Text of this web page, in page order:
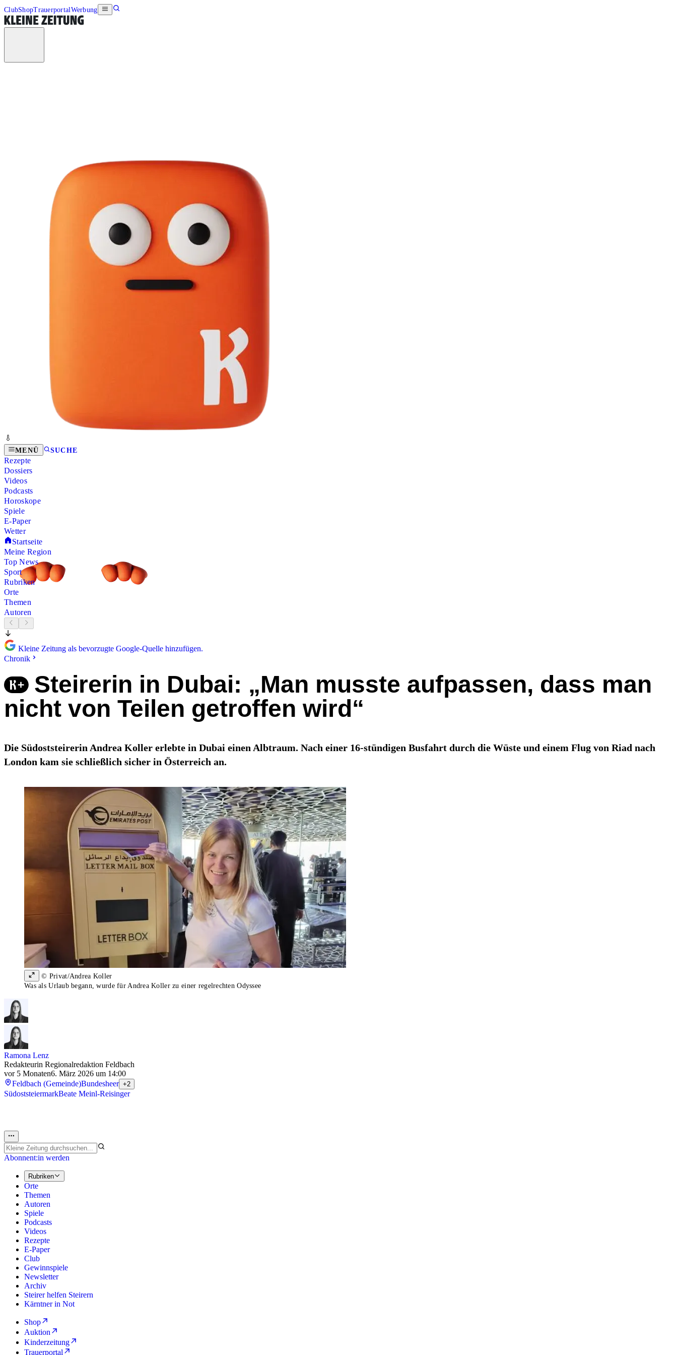
ClubShopTrauerportalWerbung
MENÜ SUCHE
Rezepte
Dossiers
Videos
Podcasts
Horoskope
Spiele
E-Paper
Wetter
Startseite
Meine Region
Top News
Sport
Rubriken
Orte
Themen
Autoren
Kleine Zeitung als bevorzugte Google-Quelle hinzufügen.
Chronik
Steirerin in Dubai: „Man musste aufpassen, dass man
nicht von Teilen getroffen wird“
Die Südoststeirerin Andrea Koller erlebte in Dubai einen Albtraum. Nach einer 16-stündigen Busfahrt durch die Wüste und einem Flug von Riad nach
London kam sie schließlich sicher in Österreich an.
© Privat/Andrea Koller
Was als Urlaub begann, wurde für Andrea Koller zu einer regelrechten Odyssee
Ramona Lenz
Redakteurin Regionalredaktion Feldbach
vor 5 Monaten6. März 2026 um 14:00
Feldbach (Gemeinde)Bundesheer +2
SüdoststeiermarkBeate Meinl-Reisinger
Abonnent:in werden
Rubriken
Orte
Themen
Autoren
Spiele
Podcasts
Videos
Rezepte
E-Paper
Club
Gewinnspiele
Newsletter
Archiv
Steirer helfen Steirern
Kärntner in Not
Shop
Auktion
Kinderzeitung
Trauerportal